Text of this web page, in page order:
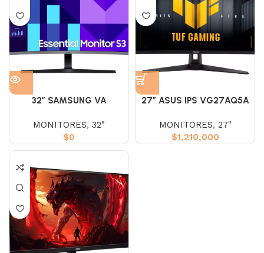
32″ SAMSUNG VA
4MS
MONITORES, 32"
$0
27″ ASUS IPS VG27AQ5A
MONITORES, 27"
$1,210,000